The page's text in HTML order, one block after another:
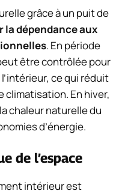
grâce à un puit de
la dépendance aux
. En période
être contrôlée pour
ce qui réduit
climatisation. En hiver,
chaleur naturelle du
d’énergie.
de l’espace
intérieur est